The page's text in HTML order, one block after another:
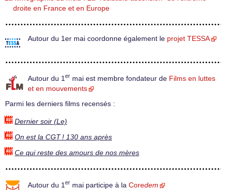
droite en France et en Europe
Autour du 1er mai coordonne également le projet TESSA
Autour du 1 er mai est membre fondateur de Films en luttes
et en mouvements
Parmi les derniers films recensés :
Dernier soir (Le)
On est la CGT ! 130 ans après
Ce qui reste des amours de nos mères
Autour du 1 er mai participe à la Coredem